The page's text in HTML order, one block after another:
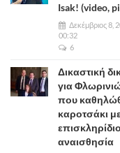
Isak! (video,
Δεκέμβριος 8,
00:32
6
Δικαστική
για
που
καροτσάκι
επισκληρίδιο
αναισθησία